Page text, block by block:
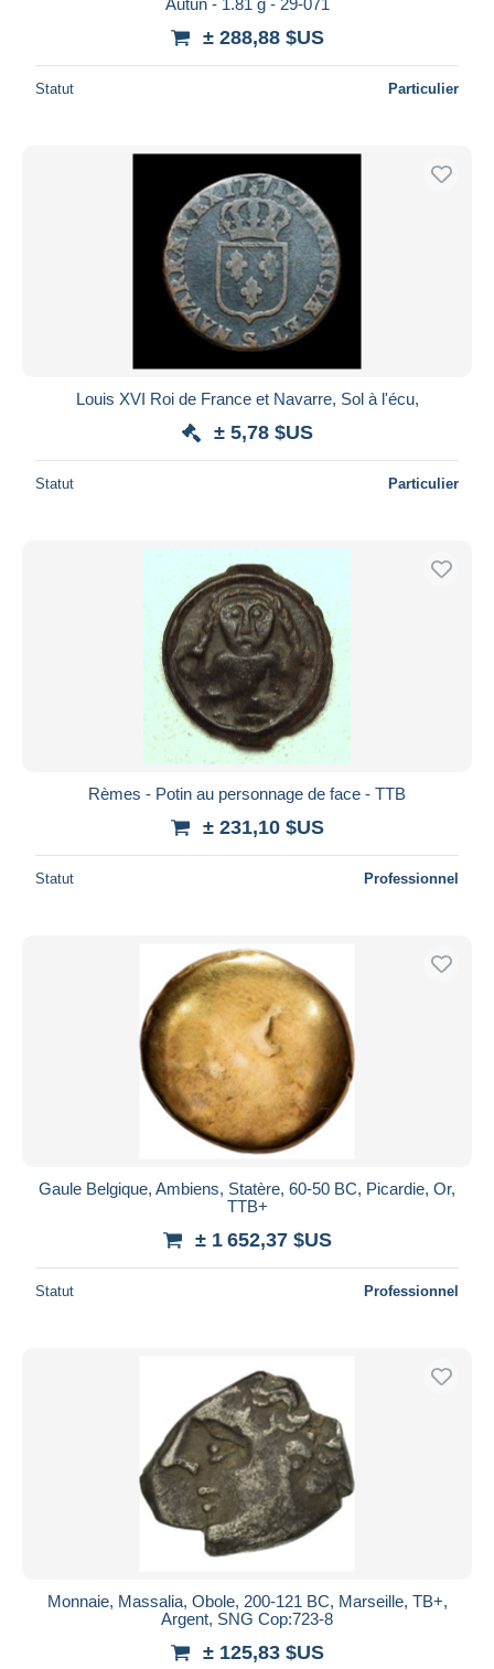
± 288,88 $US
Statut Particulier
Louis XVI Roi de France et Navarre, Sol à l'écu,
± 5,78 $US
Statut Particulier
Rèmes - Potin au personnage de face - TTB
± 231,10 $US
Statut Professionnel
Gaule Belgique, Ambiens, Statère, 60-50 BC, Picardie, Or,
TTB+
± 1 652,37 $US
Statut Professionnel
Monnaie, Massalia, Obole, 200-121 BC, Marseille, TB+,
Argent, SNG Cop:723-8
± 125,83 $US